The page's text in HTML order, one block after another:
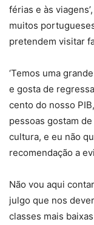
férias e às
muitos
pretendem visitar
‘Temos uma
e gosta de
cento do nosso
pessoas gostam
cultura, e eu não
recomendação a
Não vou aqui
julgo que nos
classes mais